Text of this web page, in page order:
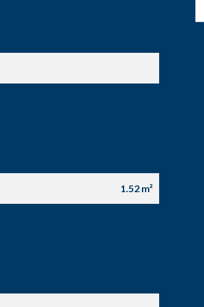
1.52 m²